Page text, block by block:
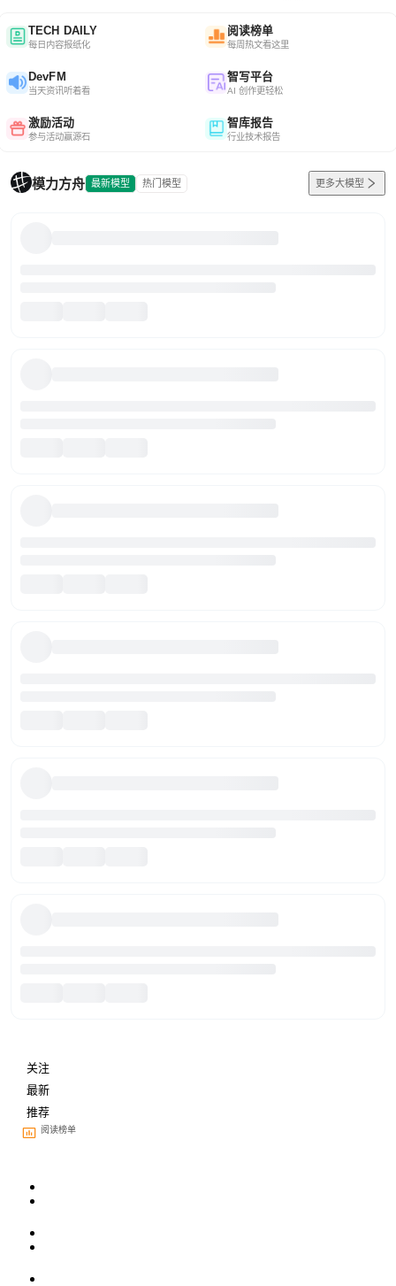
TECH DAILY
每日内容报纸化
阅读榜单
每周热文看这里
DevFM
当天资讯听着看
智写平台
AI 创作更轻松
激励活动
参与活动赢源石
智库报告
行业技术报告
模力方舟 最新模型 热门模型 更多大模型
关注
最新
推荐
阅读榜单